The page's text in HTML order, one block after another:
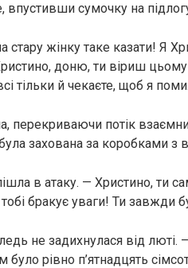
впустивши сумочку на
стару жінку таке казати! Я
доню, ти віриш
тільки й чекаєте, щоб я
перекриваючи потік
захована за коробками з
в атаку. — Христино, ти
бракує уваги! Ти завжди
не задихнулася від люті. —
рівно п’ятнадцять